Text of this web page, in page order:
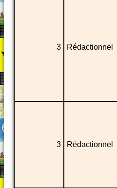
3 Rédactionnel
3 Rédactionnel